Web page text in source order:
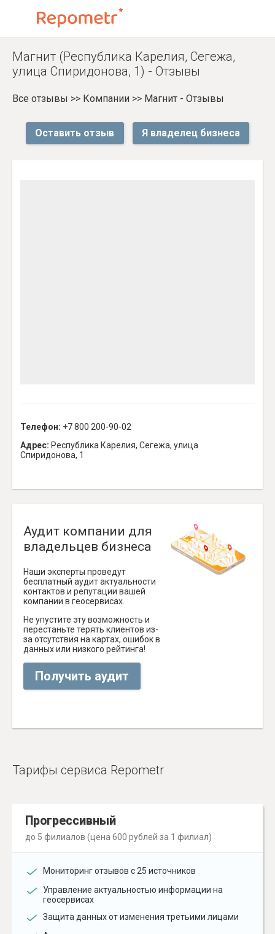
Магнит (Республика Карелия, Сегежа,
улица Спиридонова, 1) - Отзывы
Все отзывы >> Компании >> Магнит - Отзывы
Оставить отзыв Я владелец бизнеса
Телефон: +7 800 200-90-02
Адрес: Республика Карелия, Сегежа, улица
Спиридонова, 1
Аудит компании для
владельцев бизнеса
Наши эксперты проведут
бесплатный аудит актуальности
контактов и репутации вашей
компании в геосервисах.
Не упустите эту возможность и
перестаньте терять клиентов из-
за отсутствия на картах, ошибок в
данных или низкого рейтинга!
Получить аудит
Тарифы сервиса Repometr
Прогрессивный
до 5 филиалов (цена 600 рублей за 1 филиал)
Мониторинг отзывов с 25 источников
Управление актуальностью информации на
геосервисах
Защита данных от изменения третьими лицами